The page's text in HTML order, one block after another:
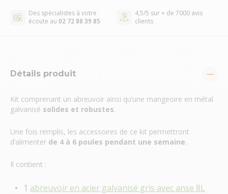
Des spécialistes à votre
écoute au 02 72 88 39 85
4,5/5 sur + de 7000 avis
clients
Détails produit
Kit comprenant un abreuvoir ainsi qu’une mangeoire en métal
galvanisé solides et robustes.
Une fois remplis, les accessoires de ce kit permettront
d’alimenter de 4 à 6 poules pendant une semaine.
Il contient :
1 abreuvoir en acier galvanisé gris avec anse 8L